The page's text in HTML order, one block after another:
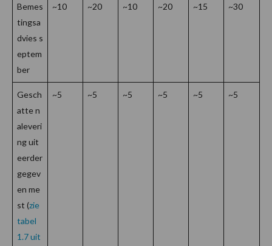
Bemes
tingsa
dvies s
eptem
ber
~10 ~20 ~10 ~20 ~15 ~30
Gesch
atte n
aleveri
ng uit
eerder
gegev
en me
st (zie
tabel
1.7 uit
~5 ~5 ~5 ~5 ~5 ~5